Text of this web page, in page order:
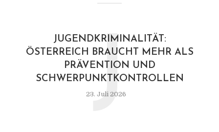
JUGENDKRIMINALITÄT:
ÖSTERREICH BRAUCHT MEHR ALS
PRÄVENTION UND
SCHWERPUNKTKONTROLLEN
23. Juli 2026
J